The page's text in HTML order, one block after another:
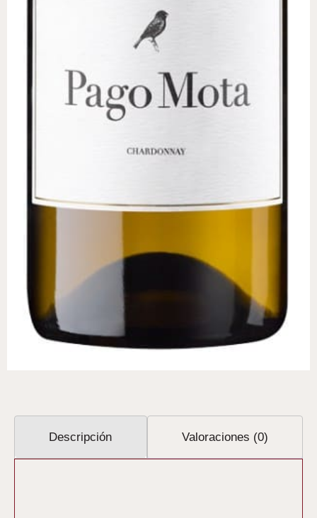
Descripción Valoraciones (0)